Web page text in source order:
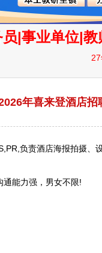
年喜来登酒店招
负责酒店海报拍摄、
能力强，男女不限!